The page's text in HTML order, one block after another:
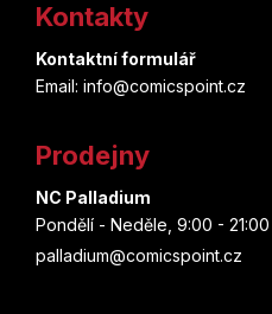
k
Kontakty
Kontaktní formulář
Email: info@comicspoint.cz
Prodejny
NC Palladium
Pondělí - Neděle, 9:00 - 21:00
palladium@comicspoint.cz